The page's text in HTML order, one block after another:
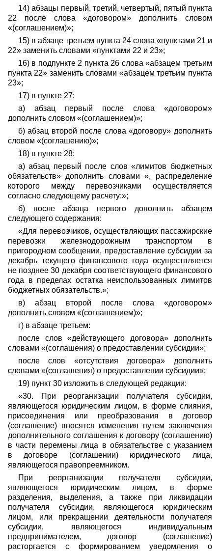
14) абзацы первый, третий, четвертый, пятый пункта
22 после слова «договором» дополнить словом
«(соглашением)»;
15) в абзаце третьем пункта 24 слова «пунктами 21 и
22» заменить словами «пунктами 22 и 23»;
16) в подпункте 2 пункта 26 слова «абзацем третьим
пункта 22» заменить словами «абзацем третьим пункта
23»;
17) в пункте 27:
а) абзац первый после слова «договором»
дополнить словом «(соглашением)»;
б) абзац второй после слова «договору» дополнить
словом «(соглашению)»;
18) в пункте 28:
а) абзац первый после слов «лимитов бюджетных
обязательств» дополнить словами «, распределение
которого между перевозчиками осуществляется
согласно следующему расчету:»;
б) после абзаца первого дополнить абзацем
следующего содержания:
«Для перевозчиков, осуществляющих пассажирские
перевозки железнодорожным транспортом в
пригородном сообщении, предоставление субсидии за
декабрь текущего финансового года осуществляется
не позднее 30 декабря соответствующего финансового
года в пределах остатка неиспользованных лимитов
бюджетных обязательств.»;
в) абзац второй после слова «договором»
дополнить словом «(соглашением)»;
г) в абзаце третьем:
после слов «действующего договора» дополнить
словами «(соглашения) о предоставлении субсидии»;
после слов «отсутствия договора» дополнить
словами «(соглашения) о предоставлении субсидии»;
19) пункт 30 изложить в следующей редакции:
«30. При реорганизации получателя субсидии,
являющегося юридическим лицом, в форме слияния,
присоединения или преобразования в договор
(соглашение) вносятся изменения путем заключения
дополнительного соглашения к договору (соглашению)
в части перемены лица в обязательстве с указанием
в договоре (соглашении) юридического лица,
являющегося правопреемником.
При реорганизации получателя субсидии,
являющегося юридическим лицом, в форме
разделения, выделения, а также при ликвидации
получателя субсидии, являющегося юридическим
лицом, или прекращении деятельности получателя
субсидии, являющегося индивидуальным
предпринимателем, договор (соглашение)
расторгается с формированием уведомления о